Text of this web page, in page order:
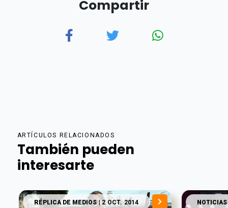
Compartir
ARTÍCULOS RELACIONADOS
También pueden
interesarte
RÉPLICA DE MEDIOS| 2 OCT. 2014 NOTICIAS